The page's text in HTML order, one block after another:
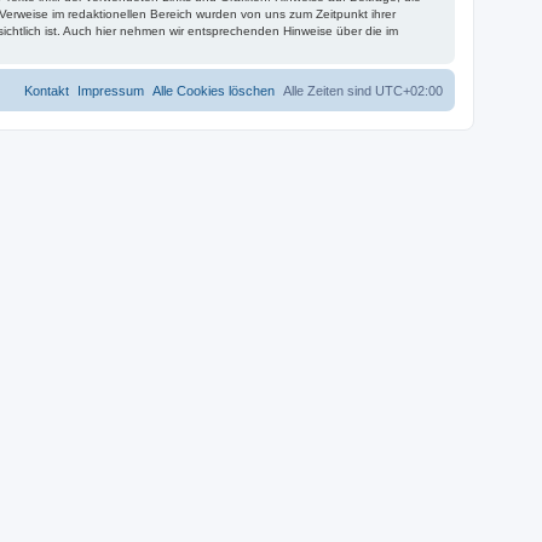
im redaktionellen Bereich wurden von uns zum Zeitpunkt ihrer
ist. Auch hier nehmen wir entsprechenden Hinweise über die im
Alle Zeiten sind UTC+02:00
Alle Cookies löschen
Impressum
Kontakt